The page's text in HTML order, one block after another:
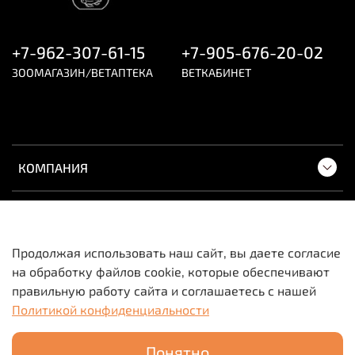
КОМПАНИЯ
+7-962-307-61-15
ЗООМАГАЗИН/ВЕТАПТЕКА
+7-905-676-20-02
ВЕТКАБИНЕТ
Вся информация о товарах и ценах носит
исключительно информационный характер и не
Продолжая использовать наш сайт, вы даете согласие
на обработку файлов cookie, которые обеспечивают
правильную работу сайта и соглашаетесь с нашей
Политикой конфиденциальности